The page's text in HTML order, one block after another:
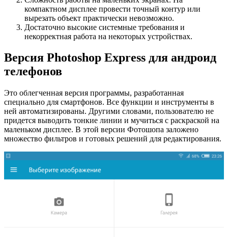
компактном дисплее провести точный контур или
вырезать объект практически невозможно.
Достаточно высокие системные требования и
некорректная работа на некоторых устройствах.
Версия Photoshop Express для андроид
телефонов
Это облегченная версия программы, разработанная
специально для смартфонов. Все функции и инструменты в
ней автоматизированы. Другими словами, пользователю не
придется выводить тонкие линии и мучиться с раскраской на
маленьком дисплее. В этой версии Фотошопа заложено
множество фильтров и готовых решений для редактирования.